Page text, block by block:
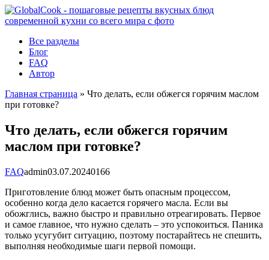
Перейти
к
Все разделы
Блог
FAQ
Автор
Главная страница » Что делать, если обжегся горячим маслом
при готовке?
Что делать, если обжегся горячим
маслом при готовке?
FAQadmin03.07.20240166
Приготовление блюд может быть опасным процессом,
особенно когда дело касается горячего масла. Если вы
обожглись, важно быстро и правильно отреагировать. Первое
и самое главное, что нужно сделать – это успокоиться. Паника
только усугубит ситуацию, поэтому постарайтесь не спешить,
выполняя необходимые шаги первой помощи.